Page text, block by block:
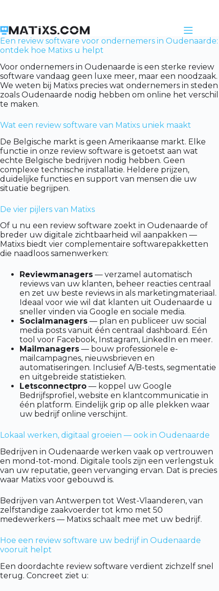
Een review software voor ondernemers in Oudenaarde:
ontdek hoe Matixs u helpt
Voor ondernemers in Oudenaarde is een sterke review
software vandaag geen luxe meer, maar een noodzaak.
We weten bij Matixs precies wat ondernemers in steden
zoals Oudenaarde nodig hebben om online het verschil
te maken.
Wat een review software van Matixs uniek maakt
De Belgische markt is geen Amerikaanse markt. Elke
functie in onze review software is getoetst aan wat
echte Belgische bedrijven nodig hebben. Geen
complexe technische installatie. Heldere prijzen,
duidelijke functies en support van mensen die uw
situatie begrijpen.
De vier pijlers van Matixs
Of u nu een review software zoekt in Oudenaarde of
breder uw digitale zichtbaarheid wil aanpakken —
Matixs biedt vier complementaire softwarepakketten
die naadloos samenwerken:
Reviewmanagers — verzamel automatisch
reviews van uw klanten, beheer reacties centraal
en zet uw beste reviews in als marketingmateriaal.
Ideaal voor wie wil dat klanten uit Oudenaarde u
sneller vinden via Google en sociale media.
Socialmanagers — plan en publiceer uw social
media posts vanuit één centraal dashboard. Eén
tool voor Facebook, Instagram, LinkedIn en meer.
Mailmanagers — bouw professionele e-
mailcampagnes, nieuwsbrieven en
automatiseringen. Inclusief A/B-tests, segmentatie
en uitgebreide statistieken.
Letsconnectpro — koppel uw Google
Bedrijfsprofiel, website en klantcommunicatie in
één platform. Eindelijk grip op alle plekken waar
uw bedrijf online verschijnt.
Lokaal werken, digitaal groeien — ook in Oudenaarde
Bedrijven in Oudenaarde werken vaak op vertrouwen
en mond-tot-mond. Digitale tools zijn een verlengstuk
van uw reputatie, geen vervanging ervan. Dat is precies
waar Matixs voor gebouwd is.
Bedrijven van Antwerpen tot West-Vlaanderen, van
zelfstandige zaakvoerder tot kmo met 50
medewerkers — Matixs schaalt mee met uw bedrijf.
Hoe een review software uw bedrijf in Oudenaarde
vooruit helpt
Een doordachte review software verdient zichzelf snel
terug. Concreet ziet u: